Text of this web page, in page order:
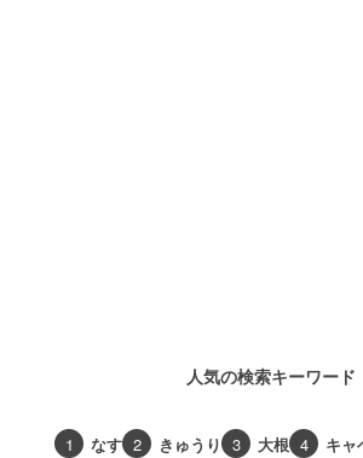
人気の検索キーワード
1 なす 2 きゅうり 3 大根 4 キャ